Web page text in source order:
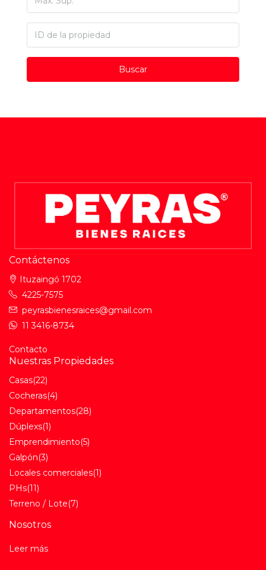
Buscar
Contáctenos
Ituzaingó 1702
4225-7575
peyrasbienesraices@gmail.com
11 3416-8734
Contacto
Nuestras Propiedades
Casas(22)
Cocheras(4)
Departamentos(28)
Dúplexs(1)
Emprendimiento(5)
Galpón(3)
Locales comerciales(1)
PHs(11)
Terreno / Lote(7)
Nosotros
Leer más